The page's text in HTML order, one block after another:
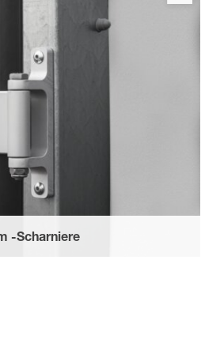
der Seite des Anhängers fixiert
Gummilippe schützen vor
-Scharniere